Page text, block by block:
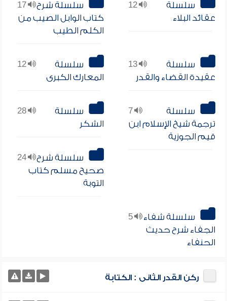
12
سلسلة
عقائد البلاء
17
سلسلة شرح
كتاب الوابل الصيب من
الكلم الطيب
13
سلسلة
عقيدة القضاء والقدر
12
سلسلة
المعارك الكبرى
7
سلسلة
ترجمة شيخ الإسلام ابن
قيم الجوزية
28
سلسلة
الشكر
24
سلسلة شرح
صحيح مسلم كتاب
التوبة
5
سلسلة شفاء
الجفاء شرح حديث
الحنفاء
ركن القدر الثانى : الكتابة